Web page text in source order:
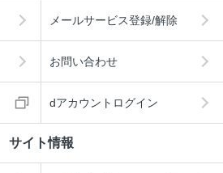
メールサービス登録/解除
お問い合わせ
dアカウントログイン
サイト情報